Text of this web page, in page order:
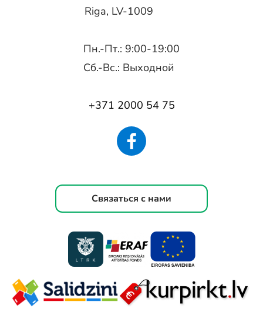
Riga, LV-1009
Пн.-Пт.: 9:00-19:00
Сб.-Вс.: Выходной
+371 2000 54 75
Связаться с нами